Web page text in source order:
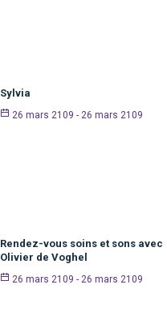
Sylvia
26 mars 2109 - 26 mars 2109
Rendez-vous soins et sons avec
Olivier de Voghel
26 mars 2109 - 26 mars 2109